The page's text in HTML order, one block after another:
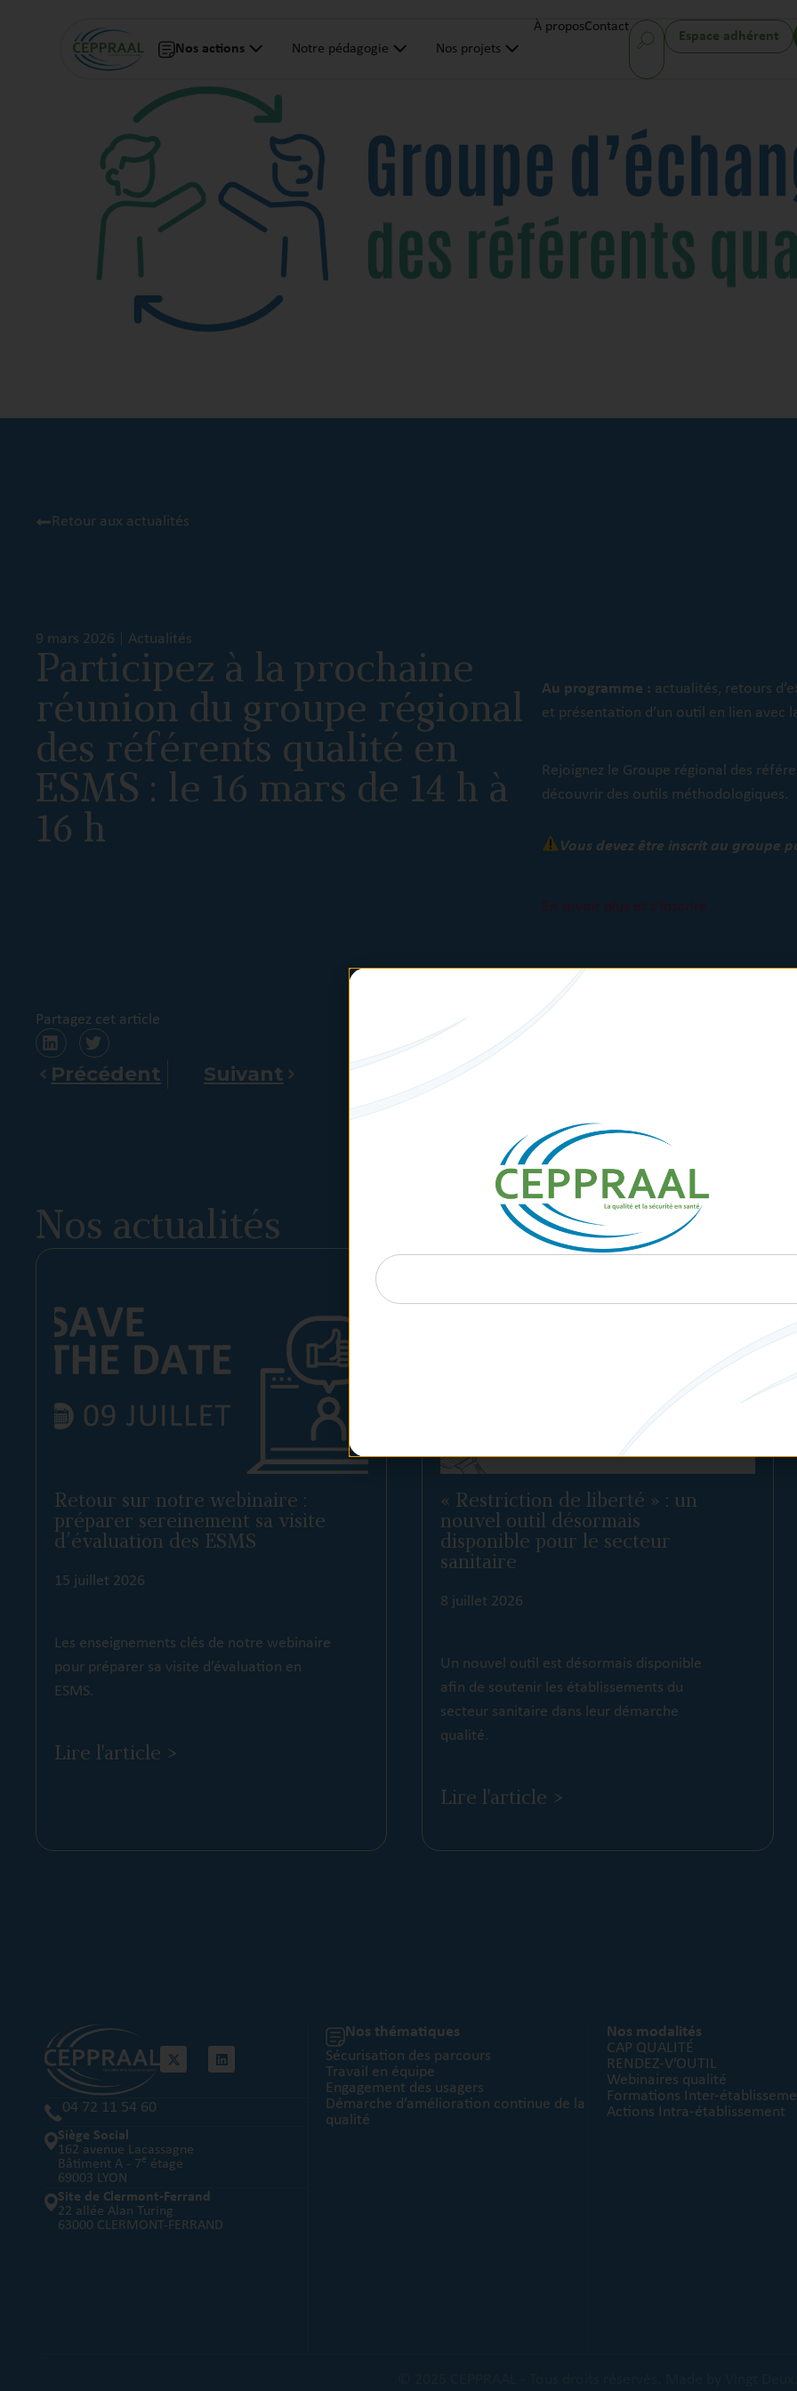
Nos actions Notre pédagogie Nos projets
À proposContact
Espace adhérent
Retour aux actualités
9 mars 2026 Actualités
Participez à la prochaine
réunion du groupe régional
des référents qualité en
ESMS : le 16 mars de 14 h à
16 h
Au programme : actualités, retours
et présentation d’un outil en lien avec
Rejoignez le Groupe régional des
découvrir des outils méthodologiques.
Vous devez être inscrit au groupe
En savoir plus et s’inscrire
Partagez cet article
Précédent Suivant
Nos actualités
Retour sur notre webinaire :
préparer sereinement sa visite
d’évaluation des ESMS
15 juillet 2026
Les enseignements clés de notre webinaire
pour préparer sa visite d’évaluation en
ESMS.
Lire l'article >
« Restriction de liberté » : un
nouvel outil désormais
disponible pour le secteur
sanitaire
8 juillet 2026
Un nouvel outil est désormais disponible
afin de soutenir les établissements du
secteur sanitaire dans leur démarche
qualité.
Lire l'article >
04 72 11 54 60
Siège Social
162 avenue Lacassagne
Bâtiment A - 7e étage
69003 LYON
Site de Clermont-Ferrand
22 allée Alan Turing
63000 CLERMONT-FERRAND
Nos thématiques
Sécurisation des parcours
Travail en équipe
Engagement des usagers
Démarche d’amélioration continue de la
qualité
Nos modalités
CAP QUALITÉ
RENDEZ-V’OUTIL
Webinaires qualité
Formations Inter-
Actions Intra-établissement